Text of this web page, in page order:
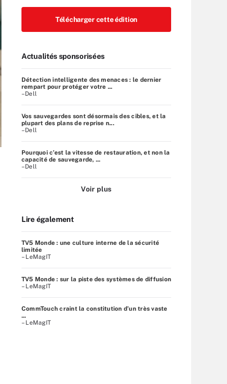
Télécharger cette édition
Actualités sponsorisées
Détection intelligente des menaces : le dernier
rempart pour protéger votre ...
–Dell
Vos sauvegardes sont désormais des cibles, et la
plupart des plans de reprise n...
–Dell
Pourquoi c’est la vitesse de restauration, et non la
capacité de sauvegarde, ...
–Dell
Voir plus
Lire également
TV5 Monde : une culture interne de la sécurité
limitée
– LeMagIT
TV5 Monde : sur la piste des systèmes de diffusion
– LeMagIT
CommTouch craint la constitution d’un très vaste
...
– LeMagIT